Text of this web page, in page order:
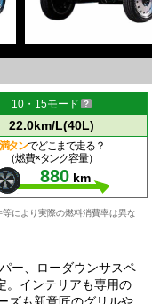
10・15モード
22.0km/L(40L)
満タンでどこまで走る？
（燃費×タンク容量）
880 km
により実際の燃料消費率は異な
ー、ローダウンサスペ
。インテリアも専用の